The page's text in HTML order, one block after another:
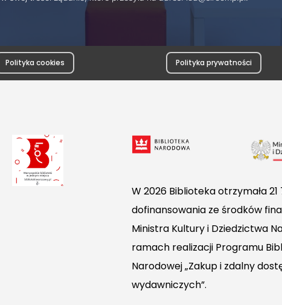
Polityka cookies Polityka prywatności
W 2026 Biblioteka otrzymała 21
dofinansowania ze środków
Ministra Kultury i Dziedzictwa
ramach realizacji Programu
Narodowej „Zakup i zdalny
wydawniczych”.